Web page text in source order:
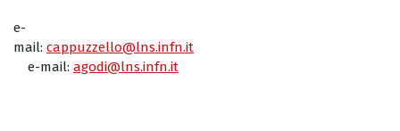
e-
mail: cappuzzello@lns.infn.it
e-mail: agodi@lns.infn.it